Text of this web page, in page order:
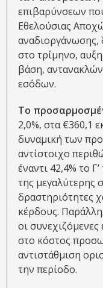
επιβαρύνσεων
Εθελούσιας
αναδιοργάνωσης,
στο τρίμηνο,
βάση,
εσόδων.
Το
2,0%, στα €360,1
δυναμική των
αντίστοιχο
έναντι 42,4% το
της
δραστηριότητες
κέρδους.
οι
στο κόστος
αντιστάθμιση
την περίοδο.